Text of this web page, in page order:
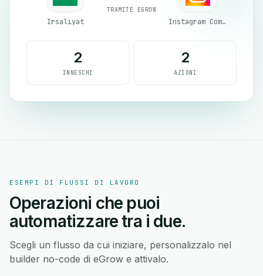
Irsaliyat
TRAMITE EGROW
Instagram Comment
2
INNESCHI
2
AZIONI
ESEMPI DI FLUSSI DI LAVORO
Operazioni che puoi
automatizzare tra i due.
Scegli un flusso da cui iniziare, personalizzalo nel
builder no-code di eGrow e attivalo.